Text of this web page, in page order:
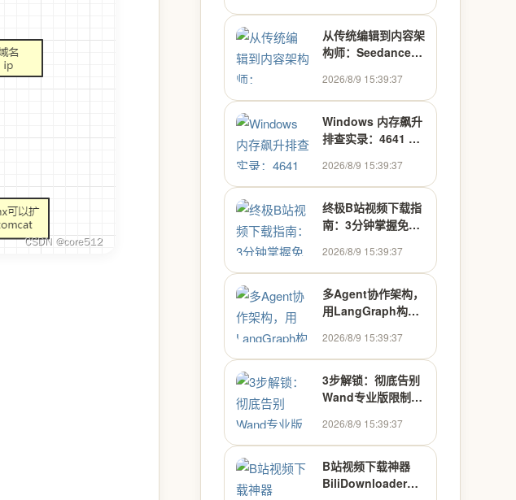
从传统编辑到内容架
构师：Seedance
2026/8/9 15:39:37
Windows 内存飙升
排查实录：4641 个
Volta 循环陷阱
2026/8/9 15:39:37
终极B站视频下载指
南：3分钟掌握免费
使用技巧
2026/8/9 15:39:37
多Agent协作架构，
用LangGraph构建
2026/8/9 15:39:37
3步解锁：彻底告别
Wand专业版限制的
2026/8/9 15:39:37
B站视频下载神器
BiliDownloader：3